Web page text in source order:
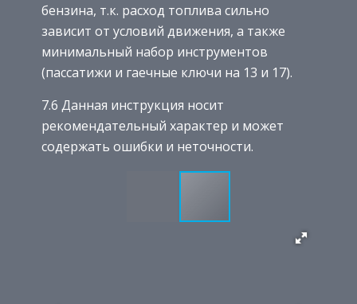
бензина, т.к. расход топлива сильно
зависит от условий движения, а также
минимальный набор инструментов
(пассатижи и гаечные ключи на 13 и 17).
7.6 Данная инструкция носит
рекомендательный характер и может
содержать ошибки и неточности.